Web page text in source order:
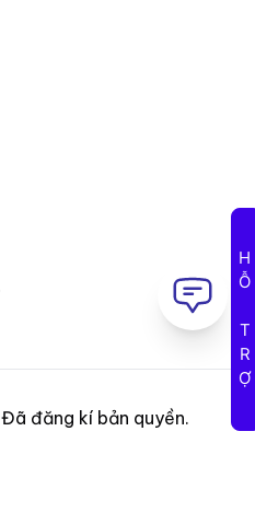
Đã đăng kí bản quyền.
HỖ TRỢ